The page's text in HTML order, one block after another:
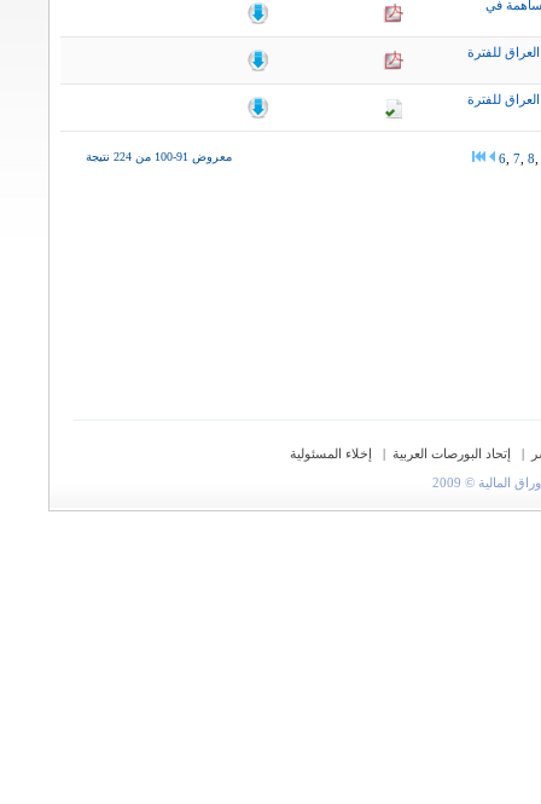
في
للفترة
للفترة
معروض 91-100 من 224 نتيجة 6 7 8
| إتحاد البورصات العربية |
إخلاء المسئولية
© 2009